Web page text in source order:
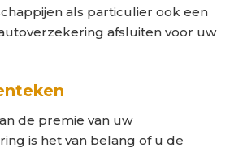
als particulier ook een
afsluiten voor uw
de premie van uw
is het van belang of u de